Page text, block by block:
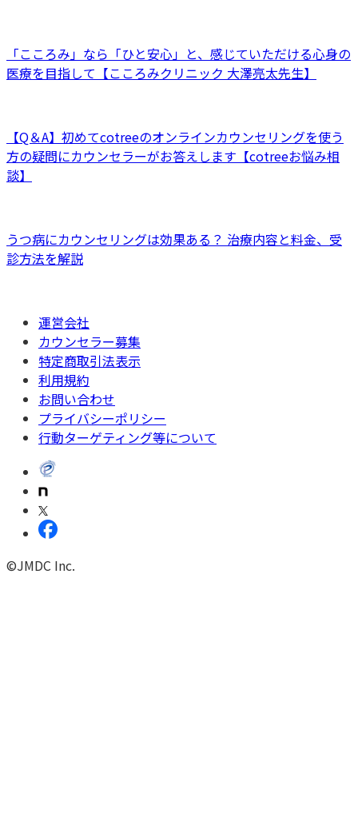
「こころみ」なら「ひと安心」と、感じていただける心身の
医療を目指して【こころみクリニック 大澤亮太先生】
【Q＆A】初めてcotreeのオンラインカウンセリングを使う
方の疑問にカウンセラーがお答えします【cotreeお悩み相
談】
うつ病にカウンセリングは効果ある？ 治療内容と料金、受
診方法を解説
運営会社
カウンセラー募集
特定商取引法表示
利用規約
お問い合わせ
プライバシーポリシー
行動ターゲティング等について
©JMDC Inc.